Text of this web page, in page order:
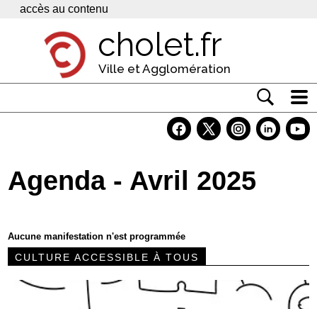
Panneau de gestion des cookies
accès au contenu
cholet.fr
Ville et Agglomération
Economie
Contacts
Agenda - Avril 2025
Aucune manifestation n'est programmée
CULTURE ACCESSIBLE À TOUS